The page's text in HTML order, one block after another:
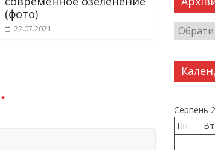
(фото)
22.07.2021
*
Серпень
Пн
Вт